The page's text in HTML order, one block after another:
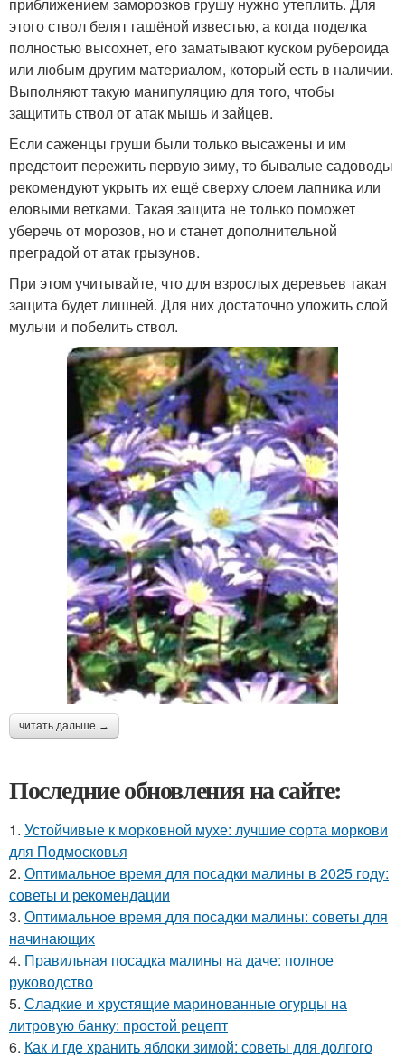
этого ствол белят гашёной известью, а когда поделка
полностью высохнет, его заматывают куском рубероида
или любым другим материалом, который есть в наличии.
Выполняют такую манипуляцию для того, чтобы
защитить ствол от атак мышь и зайцев.
Если саженцы груши были только высажены и им
предстоит пережить первую зиму, то бывалые садоводы
рекомендуют укрыть их ещё сверху слоем лапника или
еловыми ветками. Такая защита не только поможет
уберечь от морозов, но и станет дополнительной
преградой от атак грызунов.
При этом учитывайте, что для взрослых деревьев такая
защита будет лишней. Для них достаточно уложить слой
мульчи и побелить ствол.
читать дальше →
Последние обновления на сайте:
1. Устойчивые к морковной мухе: лучшие сорта моркови
для Подмосковья
2. Оптимальное время для посадки малины в 2025 году:
советы и рекомендации
3. Оптимальное время для посадки малины: советы для
начинающих
4. Правильная посадка малины на даче: полное
руководство
5. Сладкие и хрустящие маринованные огурцы на
литровую банку: простой рецепт
6. Как и где хранить яблоки зимой: советы для долгого